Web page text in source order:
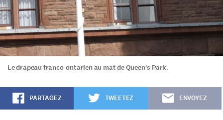
Le drapeau franco-ontarien au mat de Queen's Park.
PARTAGEZ TWEETEZ ENVOYEZ